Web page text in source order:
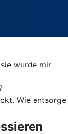
wurde mir
Wie entsorge